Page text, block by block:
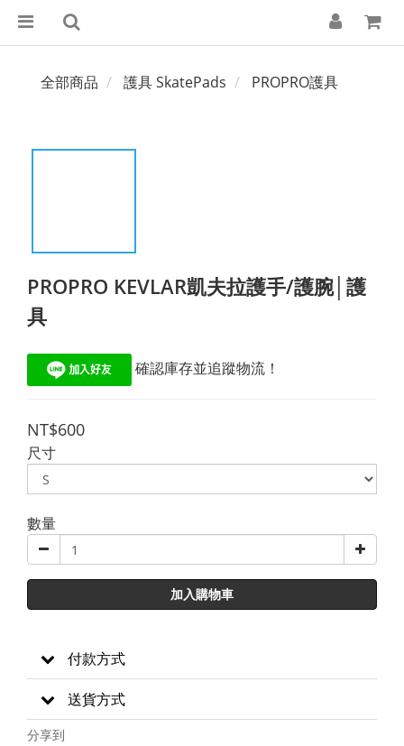
全部商品 護具 SkatePads PROPRO護具
PROPRO KEVLAR凱夫拉護手/護腕│護
具
確認庫存並追蹤物流！
NT$600
尺寸
數量
加入購物車
付款方式
送貨方式
分享到